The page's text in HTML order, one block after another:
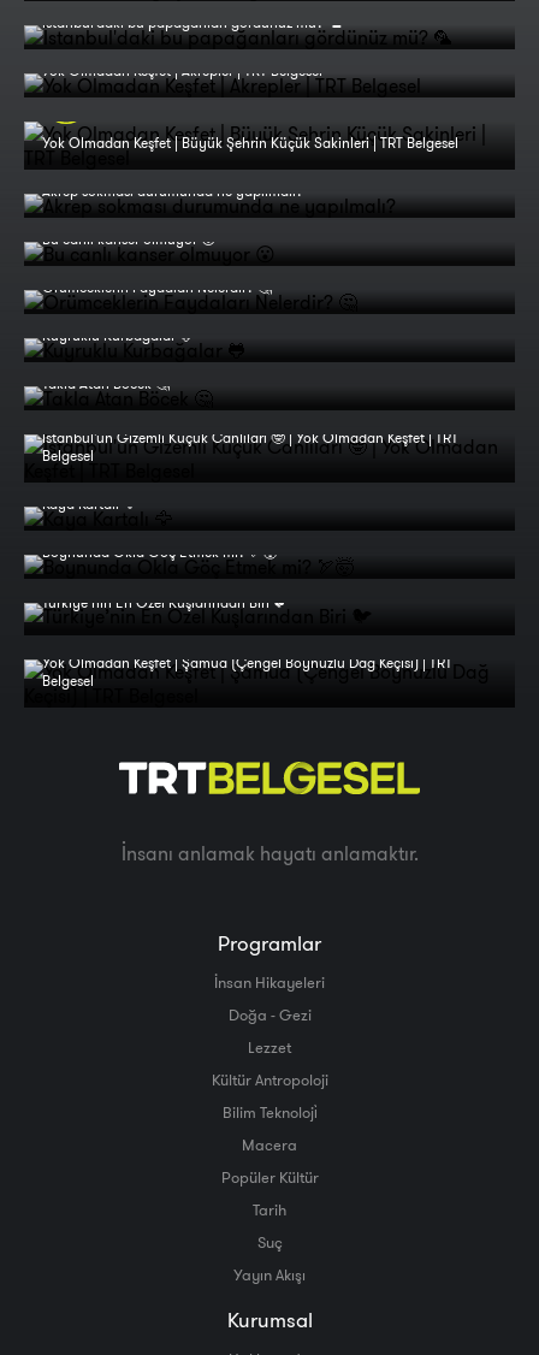
İstanbul'daki bu papağanları gördünüz mü? 🦜
Yok Olmadan Keşfet | Akrepler | TRT Belgesel
Yok Olmadan Keşfet | Büyük Şehrin Küçük Sakinleri | TRT Belgesel
Akrep sokması durumunda ne yapılmalı?
Bu canlı kanser olmuyor 😮
Örümceklerin Faydaları Nelerdir? 🤔
Kuyruklu Kurbağalar 🐸
Takla Atan Böcek 🤔
İstanbul'un Gizemli Küçük Canlıları 🤓 | Yok Olmadan Keşfet | TRT
Belgesel
Kaya Kartalı 🦅
Boynunda Okla Göç Etmek mi? 🏹🤯
Türkiye’nin En Özel Kuşlarından Biri 🐦
Yok Olmadan Keşfet | Şamua (Çengel Boynuzlu Dağ Keçisi) | TRT
Belgesel
İnsanı anlamak hayatı anlamaktır.
Programlar
İnsan Hikayeleri
Doğa - Gezi
Lezzet
Kültür Antropoloji
Bilim Teknoloji̇
Macera
Popüler Kültür
Tarih
Suç
Yayın Akışı
Kurumsal